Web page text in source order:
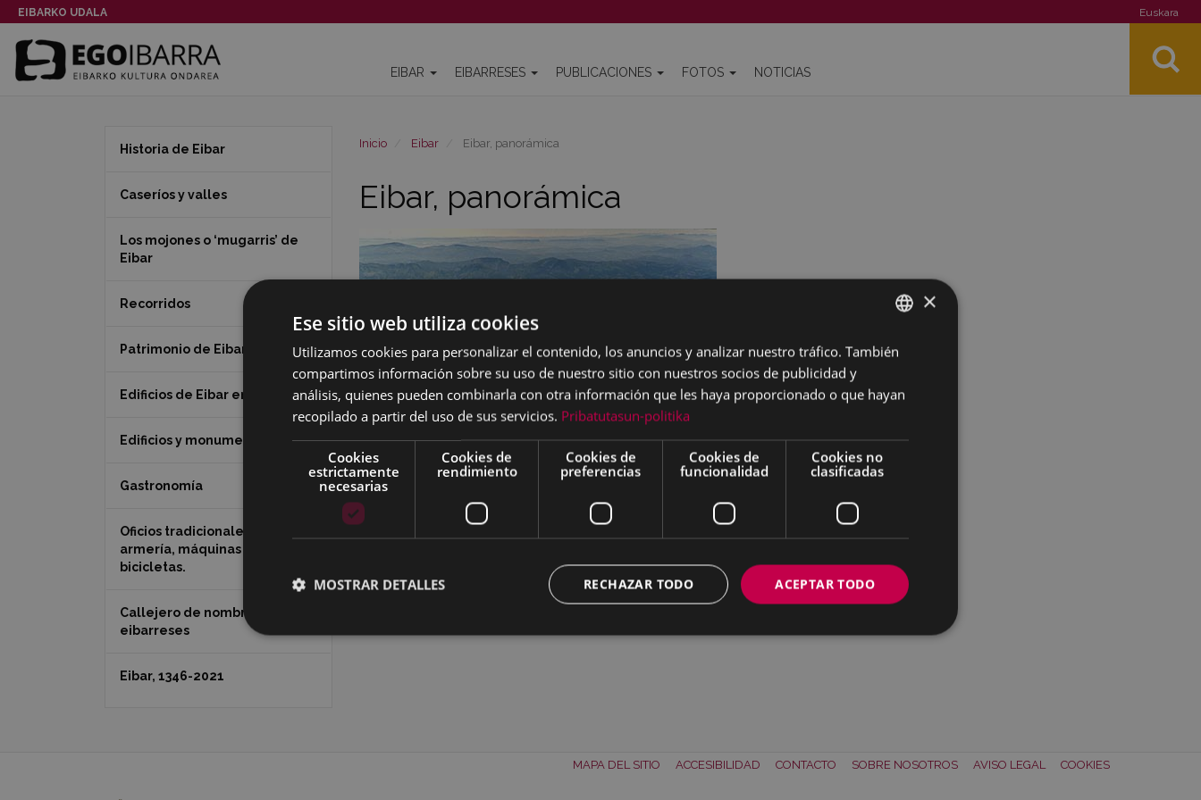
EIBARKO UDALA Euskara
EIBAR EIBARRESES PUBLICACIONES FOTOS NOTICIAS
Inicio Eibar Eibar, panorámica
Eibar, panorámica
Imagen a tamaño completo: Visualizar Descargar
Historia de Eibar
Caseríos y valles
Los mojones o ‘mugarris’ de
Eibar
Recorridos
Patrimonio de Eibar
Edificios de Eibar en 360º
Edificios y monumentos
Gastronomía
Oficios tradicionales de Eibar:
armería, máquinas de coser y
bicicletas.
Callejero de nombres
eibarreses
Eibar, 1346-2021
MAPA DEL SITIO ACCESIBILIDAD CONTACTO SOBRE NOSOTROS AVISO LEGAL COOKIES
BASQUE
×
Ese sitio web utiliza cookies
Utilizamos cookies para personalizar el contenido, los anuncios y analizar nuestro tráfico. También
compartimos información sobre su uso de nuestro sitio con nuestros socios de publicidad y
análisis, quienes pueden combinarla con otra información que les haya proporcionado o que hayan
recopilado a partir del uso de sus servicios. Pribatutasun-politika
Cookies
estrictamente
necesarias
Cookies de
rendimiento
Cookies de
preferencias
Cookies de
funcionalidad
Cookies no
clasificadas
ACEPTAR TODO
RECHAZAR TODO
MOSTRAR DETALLES